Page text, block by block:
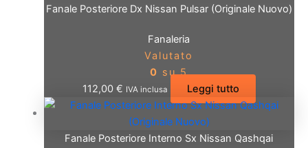
Fanale Posteriore Dx Nissan Pulsar (Originale Nuovo)
Fanaleria
Valutato
0 su 5
112,00 € IVA inclusa Leggi tutto
Fanale Posteriore Interno Sx Nissan Qashqai